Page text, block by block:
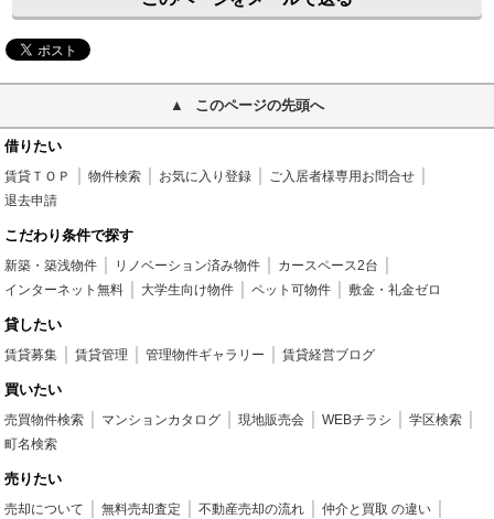
このページの先頭へ
借りたい
賃貸ＴＯＰ 物件検索 お気に入り登録
ご入居者様専用お問合せ
退去申請
こだわり条件で探す
新築・築浅物件 リノベーション済み物件
カースペース2台
インターネット無料
大学生向け物件 ペット可物件 敷金・礼金ゼロ
貸したい
賃貸募集 賃貸管理 管理物件ギャラリー 賃貸経営ブログ
買いたい
売買物件検索 マンションカタログ 現地販売会 WEBチラシ
学区検索
町名検索
売りたい
売却について 無料売却査定 不動産売却の流れ
仲介と買取 の違い